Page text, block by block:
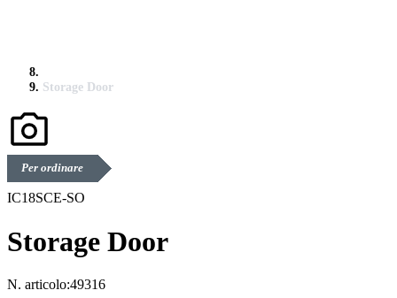
Storage Door
Per ordinare
IC18SCE-SO
Storage Door
N. articolo:49316